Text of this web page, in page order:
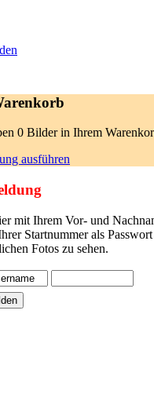
0 Bilder in Ihrem
ausführen
mit Ihrem Vor- und
Startnummer als
Fotos zu sehen.